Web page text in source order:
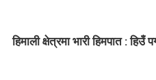
a
हिमाली क्षेत्रमा भारी हिमपात :